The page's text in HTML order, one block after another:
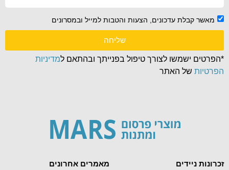
מאמרים אחרונים
זכרונות ניידים
מאשר קבלת עדכונים, הצעות והטבות למייל ובמסרונים
שליחה
*הפרטים ישמשו לצורך טיפול בפנייתך ובהתאם למדיניות
הפרטיות של האתר